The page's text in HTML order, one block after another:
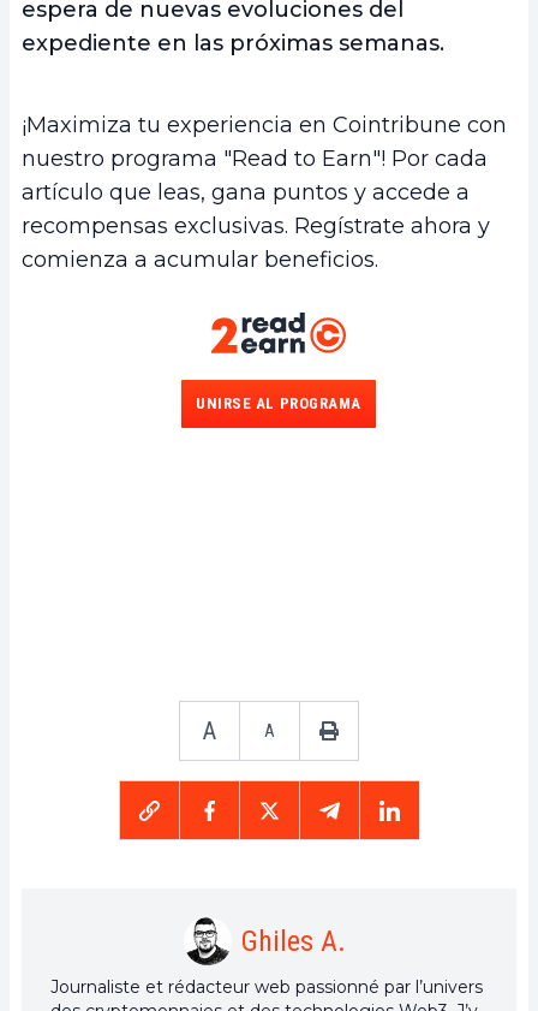
espera de nuevas evoluciones del
expediente en las próximas semanas.
¡Maximiza tu experiencia en Cointribune con
nuestro programa "Read to Earn"! Por cada
artículo que leas, gana puntos y accede a
recompensas exclusivas. Regístrate ahora y
comienza a acumular beneficios.
UNIRSE AL PROGRAMA
A A
Ghiles A.
Journaliste et rédacteur web passionné par l’univers